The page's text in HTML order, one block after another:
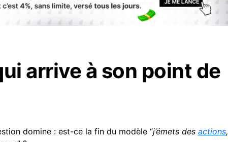
arrive à son point de
domine : est-ce la fin du modèle “j’émets des actions,